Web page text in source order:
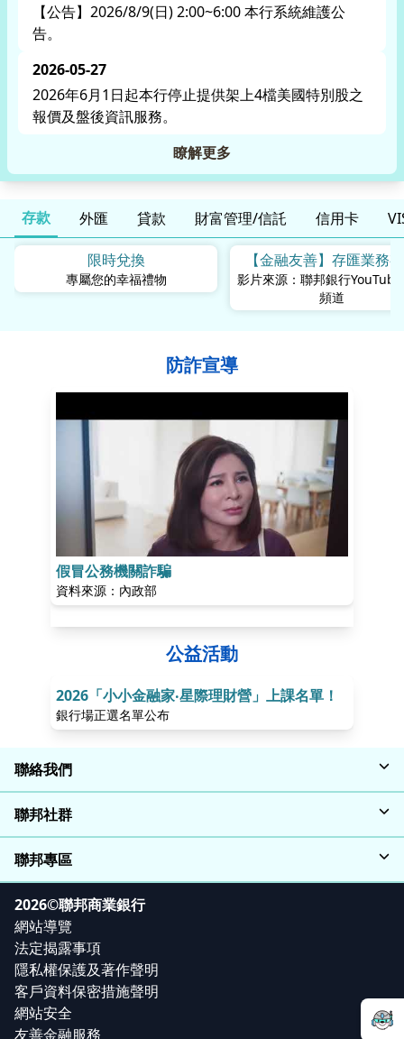
【公告】2026/8/9(日) 2:00~6:00 本行系統維護公
告。
2026-05-27
2026年6月1日起本行停止提供架上4檔美國特別股之
報價及盤後資訊服務。
瞭解更多
存款 外匯 貸款 財富管理/信託 信用卡
限時兌換
專屬您的幸福禮物
【金融友善】存匯業務
些？
影片來源：聯邦銀行
頻道
防詐宣導
假冒公務機關詐騙
資料來源：內政部
公益活動
2026「小小金融家‧星際理財營」上課名單！
銀行場正選名單公布
聯絡我們
聯邦社群
聯邦專區
2026©聯邦商業銀行
網站導覽
法定揭露事項
隱私權保護及著作聲明
客戶資料保密措施聲明
網站安全
友善金融服務